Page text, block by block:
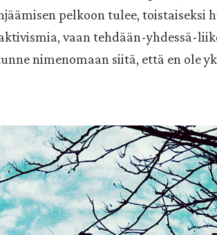
pelkoon tulee, toistaiseksi
vaan tehdään-yhdessä-
nimenomaan siitä, että en ole